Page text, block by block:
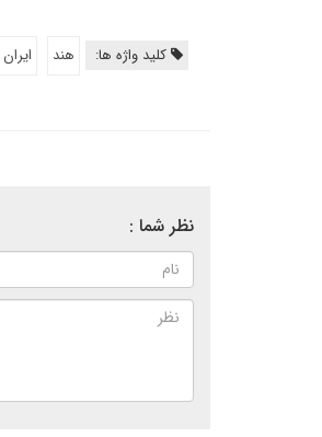
کلید واژه ها: هند ایران
نظر شما :